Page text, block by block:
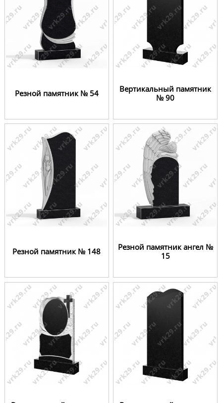
Резной памятник № 54
Вертикальный памятник
№ 90
Резной памятник № 148
Резной памятник ангел №
15